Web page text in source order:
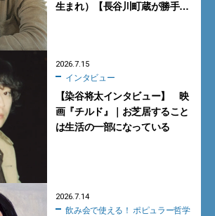
生まれ）【長谷川町蔵が勝手に
2026.7.15
インタビュー
【染谷将太インタビュー】 映
画『チルド』｜お芝居すること
は生活の一部になっている
2026.7.14
飲み会で使える！ ポピュラー哲学